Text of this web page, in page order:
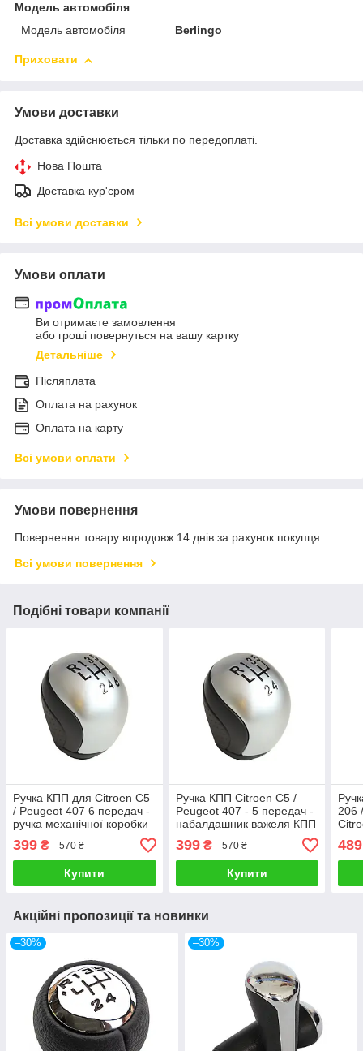
Модель автомобіля
Модель автомобіля
Berlingo
Приховати
Умови доставки
Доставка здійснюється тільки по передоплаті.
Нова Пошта
Доставка кур'єром
Всі умови доставки
Умови оплати
Ви отримаєте замовлення
або гроші повернуться на вашу картку
Детальніше
Післяплата
Оплата на рахунок
Оплата на карту
Всі умови оплати
Умови повернення
Повернення товару впродовж 14 днів за рахунок покупця
Всі умови повернення
Подібні товари компанії
Ручка КПП для Citroen C5
/ Peugeot 407 6 передач -
ручка механічної коробки
передач
399 ₴ 570 ₴
Купити
Ручка КПП Citroen C5 /
Peugeot 407 - 5 передач -
набалдашник важеля КПП
на 5 ступенів
399₴ 570 ₴
Купити
206
489
Акційні пропозиції та новинки
–30% –30%